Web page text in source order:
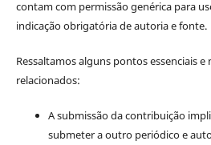
contam com permissão genérica para
indicação obrigatória de autoria e fonte.
Ressaltamos alguns pontos essenciais e
relacionados:
A submissão da contribuição
submeter a outro periódico e